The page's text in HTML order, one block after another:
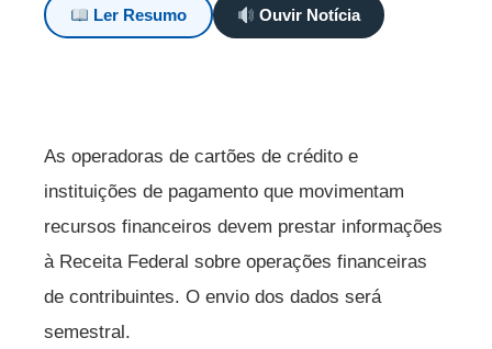
Ler Resumo Ouvir Notícia
As operadoras de cartões de crédito e
instituições de pagamento que movimentam
recursos financeiros devem prestar informações
à Receita Federal sobre operações financeiras
de contribuintes. O envio dos dados será
semestral.